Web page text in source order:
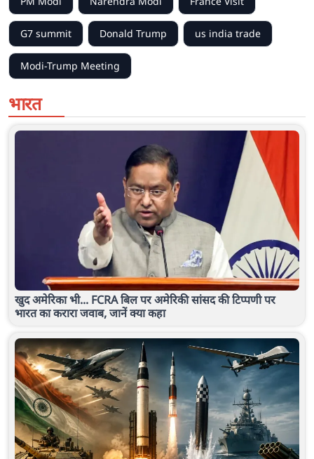
G7 summit Donald Trump us india trade
Modi-Trump Meeting
भारत
खुद अमेरिका भी... FCRA बिल पर अमेरिकी सांसद की टिप्पणी पर
भारत का करारा जवाब, जानें क्या कहा